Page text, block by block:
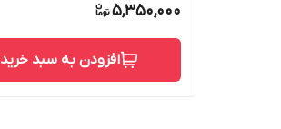
5,350,000
افزودن به سبد خرید